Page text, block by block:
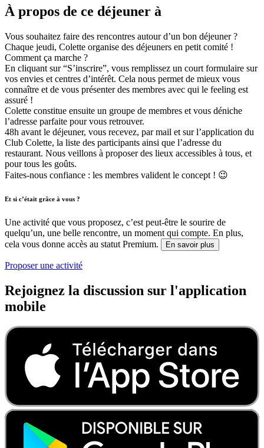
À propos de ce déjeuner à
Vous souhaitez faire des rencontres autour d’un bon déjeuner ?
Chaque jeudi, Colette organise des déjeuners en petit comité !
Comment ça marche ?
En cliquant sur “S’inscrire”, vous remplissez un court formulaire sur
vos envies et centres d’intérêt. Cela nous permet de mieux vous
connaître et de vous présenter des membres avec qui le feeling est
assuré !
Colette constitue ensuite un groupe de membres et vous déniche
l’adresse parfaite pour vous retrouver.
48h avant le déjeuner, vous recevez, par mail et sur l’application du
Club Colette, la liste des participants ainsi que l’adresse du
restaurant. Nous veillons à proposer des lieux accessibles à tous, et
pour tous les goûts.
Faites-nous confiance : les membres valident le concept ! 😉
Et si c’était grâce à vous ?
Une activité que vous proposez, c’est peut-être le sourire de
quelqu’un, une belle rencontre, un moment qui compte. En plus,
cela vous donne accès au statut Premium.
En savoir plus
Proposer une activité
Rejoignez la discussion sur l'application
mobile